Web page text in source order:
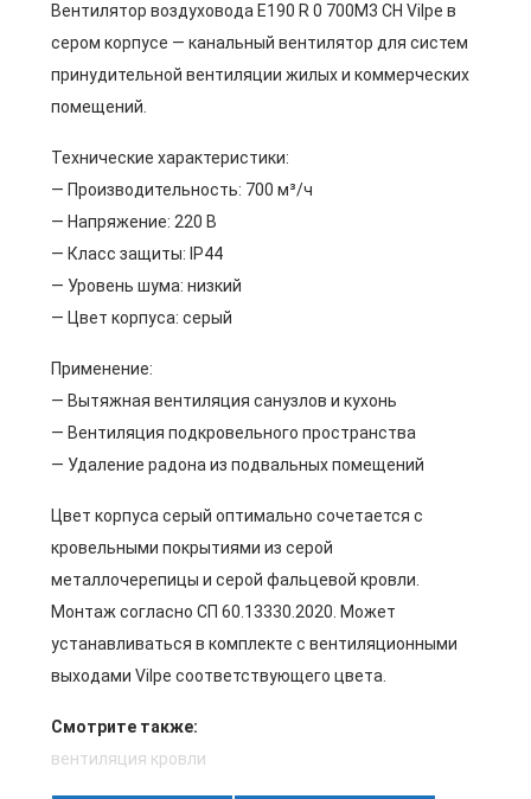
Вентилятор воздуховода E190 R 0 700M3 CH Vilpe в
сером корпусе — канальный вентилятор для систем
принудительной вентиляции жилых и коммерческих
помещений.
Технические характеристики:
— Производительность: 700 м³/ч
— Напряжение: 220 В
— Класс защиты: IP44
— Уровень шума: низкий
— Цвет корпуса: серый
Применение:
— Вытяжная вентиляция санузлов и кухонь
— Вентиляция подкровельного пространства
— Удаление радона из подвальных помещений
Цвет корпуса серый оптимально сочетается с
кровельными покрытиями из серой
металлочерепицы и серой фальцевой кровли.
Монтаж согласно СП 60.13330.2020. Может
устанавливаться в комплекте с вентиляционными
выходами Vilpe соответствующего цвета.
Смотрите также:
вентиляция кровли